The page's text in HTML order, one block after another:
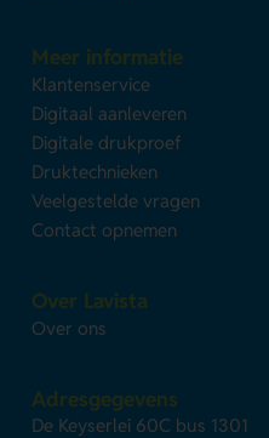
Meer informatie
Klantenservice
Digitaal aanleveren
Digitale drukproef
Druktechnieken
Veelgestelde vragen
Contact opnemen
Over Lavista
Over ons
Adresgegevens
De Keyserlei 60C bus 1301